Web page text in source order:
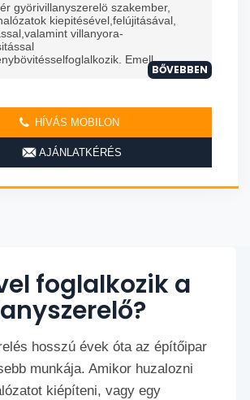
györivillanyszerelö szakember,
kiepitésével,felújitásával,
villanyora-
Emell...
BŐVEBBEN
HÍVÁS MOBILON
AJÁNLATKÉRÉS
foglalkozik a
hosszú évek óta az építőipar
munkája. Amikor huzalozni
kiépíteni, vagy egy